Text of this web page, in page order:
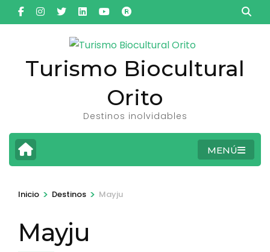
Saltar
al
(presionaTurismo Biocultural
Orito
Destinos inolvidables
MENÚ
Inicio > Destinos > Mayju
Mayju